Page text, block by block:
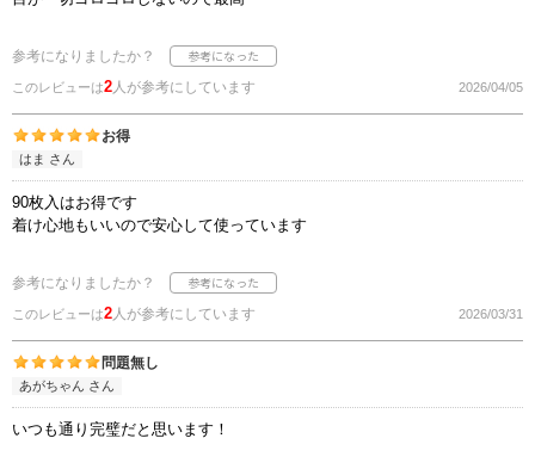
参考になりましたか？
このレビューは2人が参考にしています 2026/04/05
お得
はま さん
90枚入はお得です
着け心地もいいので安心して使っています
参考になりましたか？
このレビューは2人が参考にしています 2026/03/31
問題無し
あがちゃん さん
いつも通り完璧だと思います！